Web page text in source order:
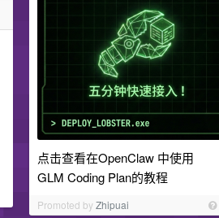
点击查看在OpenClaw 中使用
GLM Coding Plan的教程
Promoted byZhipuai